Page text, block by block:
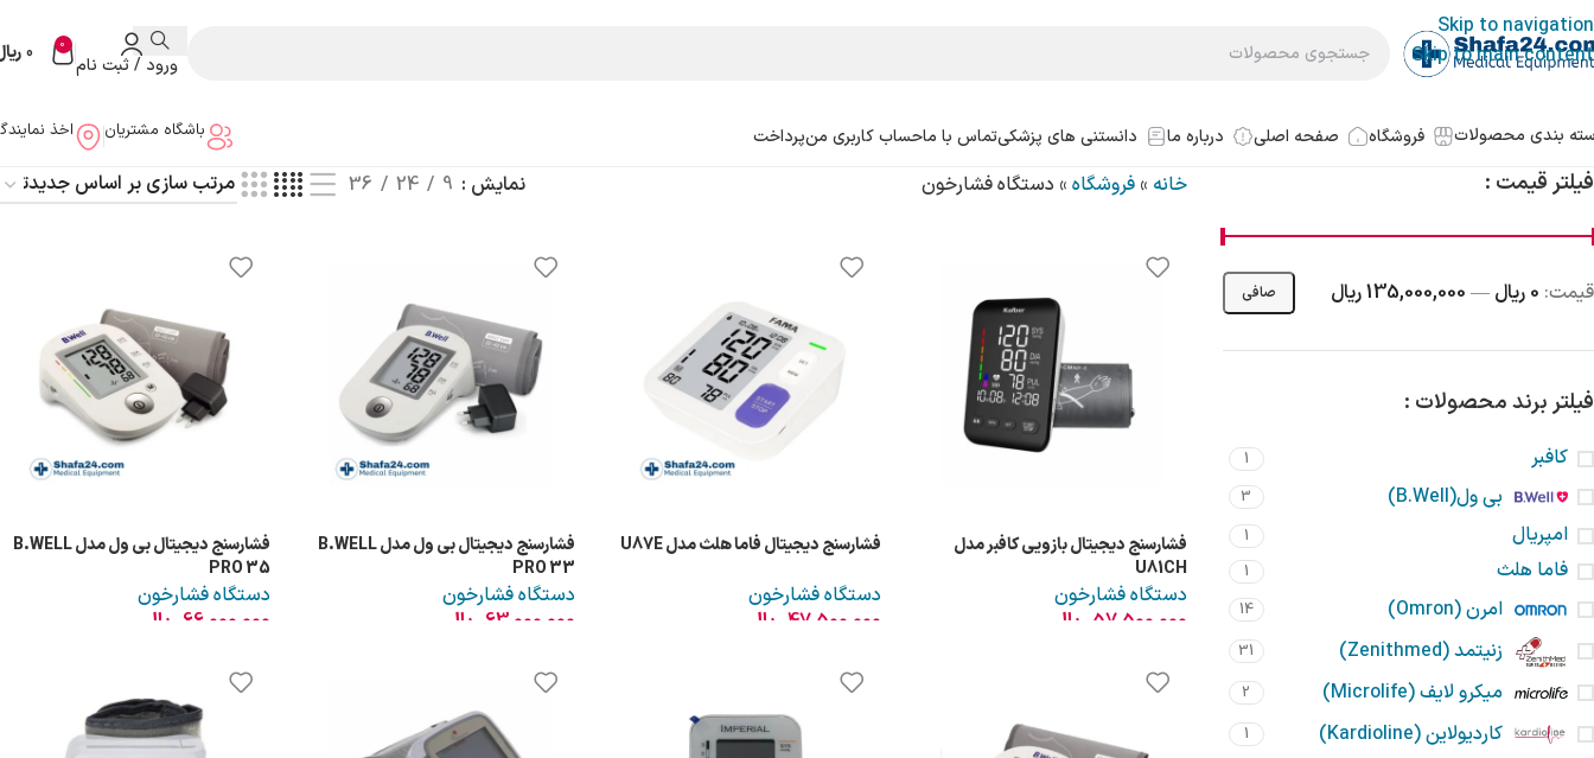
Skip to navigation
Skip to main content
ورود / ثبت نام
0
0
بندی محصولات فروشگاه صفحه اصلی درباره ما دانستنی های پزشکیتماس با ماحساب کاربری منپرداخت باشگاه مشتریان اخذ
فیلتر قیمت :
صافی قيمت: 0 ریال — 135,000,000 ریال
فیلتر برند محصولات :
کافبر 1
بی ول(B.Well) 3
امپریال 1
فاما هلث 1
امرن (Omron) 14
زنیتمد (Zenithmed) 31
میکرو لایف (Microlife) 2
کاردیولاین (Kardioline) 1
خانه »فروشگاه » دستگاه فشارخون نمایش 9
24
36
فشارسنج دیجیتال بازویی کافبر مدل
U81CH
دستگاه فشارخون
57,500,000 ریال
فشارسنج دیجیتال فاما هلث مدل U87E
دستگاه فشارخون
47,500,000 ریال
فشارسنج دیجیتال بی ول مدل B.WELL
PRO 33
دستگاه فشارخون
63,000,000 ریال
فشارسنج دیجیتال بی ول مدل B.WELL
PRO 35
دستگاه فشارخون
66,000,000 ریال